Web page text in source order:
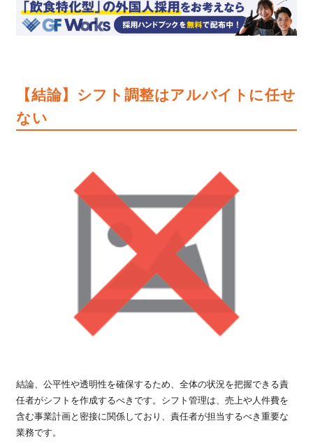
【結論】シフト調整はアルバイトに任せ
ない
結論、公平性や透明性を確保するため、全体の状況を把握できる責
任者がシフトを作成するべきです。シフト管理は、売上や人件費を
含む事業計画と密接に関係しており、責任者が担当するべき重要な
業務です。